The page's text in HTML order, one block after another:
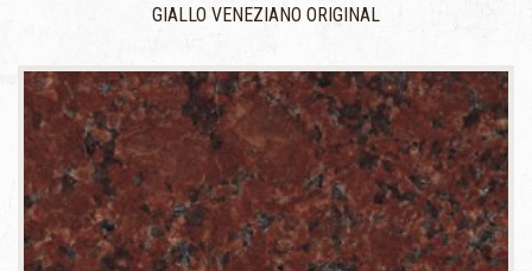
GIALLO VENEZIANO ORIGINAL